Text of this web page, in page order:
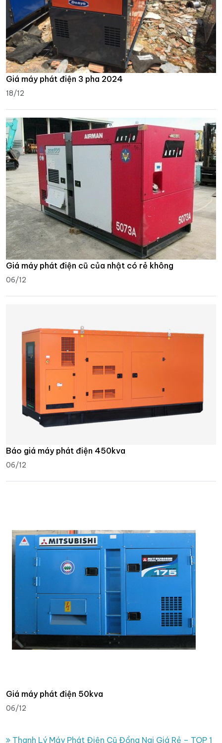
Giá máy phát điện 3 pha 2024
18/12
Giá máy phát điện cũ của nhật có rẻ không
06/12
Báo giá máy phát điện 450kva
06/12
Giá máy phát điện 50kva
06/12
Thanh Lý Máy Phát Điện Cũ Đồng Nai Giá Rẻ – TOP 1